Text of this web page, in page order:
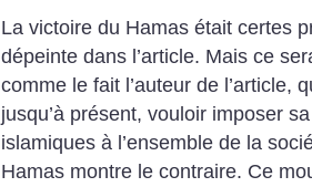
La victoire du Hamas était certes
dépeinte dans l’article. Mais ce
comme le fait l’auteur de l’article,
jusqu’à présent, vouloir imposer
islamiques à l’ensemble de la
Hamas montre le contraire. Ce